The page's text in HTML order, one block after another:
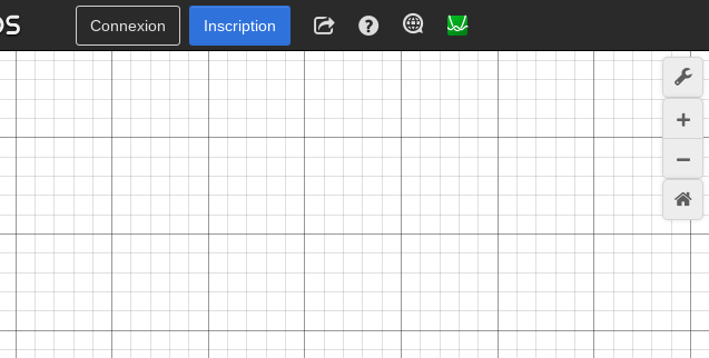
Connexion Inscription